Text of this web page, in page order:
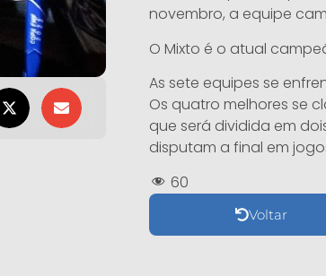
novembro, a equipe
O Mixto é o atual
As sete equipes se
Os quatro melhores se
que será dividida em
disputam a final em
60
Voltar